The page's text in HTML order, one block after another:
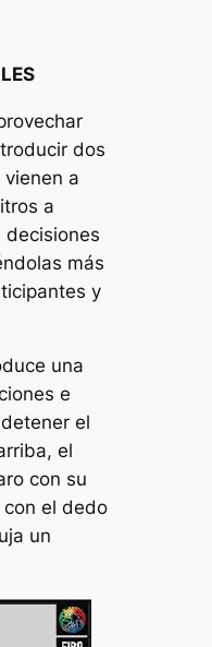
dos
a
a
decisiones
más
y
una
e
el
el
con su
el dedo
un